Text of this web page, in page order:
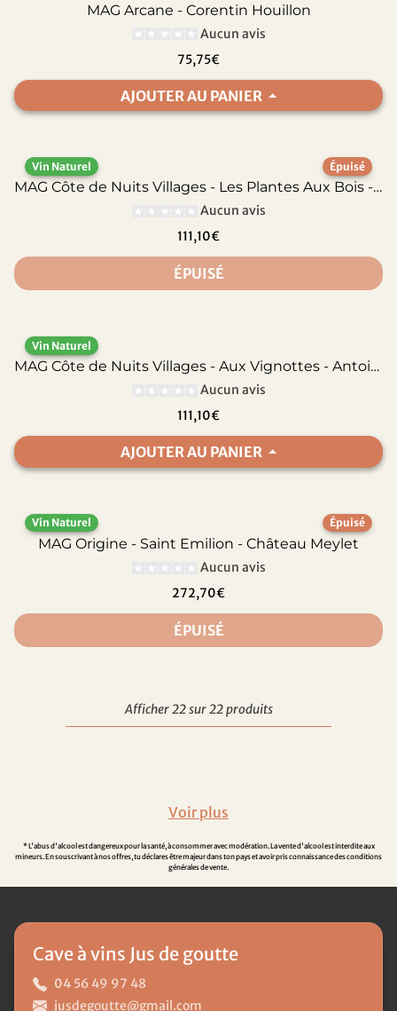
MAG Arcane - Corentin Houillon
Aucun avis
75,75€
AJOUTER AU PANIER
Vin Naturel Épuisé
MAG Côte de Nuits Villages - Les Plantes Aux Bois - Antoine Lienhardt
Aucun avis
111,10€
ÉPUISÉ
Vin Naturel
MAG Côte de Nuits Villages - Aux Vignottes - Antoine Lienhardt
Aucun avis
111,10€
AJOUTER AU PANIER
Vin Naturel Épuisé
MAG Origine - Saint Emilion - Château Meylet
Aucun avis
272,70€
ÉPUISÉ
Afficher 22 sur 22 produits
* L'abus d'alcool est dangereux pour la santé, à consommer avec modération. La vente d'alcool est interdite aux
mineurs. En souscrivant à nos offres, tu déclares être majeur dans ton pays et avoir pris connaissance des conditions
générales de vente.
Cave à vins Jus de goutte
04 56 49 97 48
jusdegoutte@gmail.com